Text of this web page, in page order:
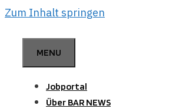
Zum Inhalt springen
MENU
Jobportal
Über BAR NEWS